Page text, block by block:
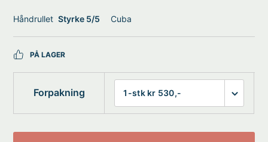
Håndrullet Styrke 5/5 Cuba
PÅ LAGER
Forpakning